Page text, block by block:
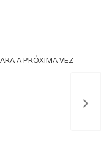
A PRÓXIMA VEZ